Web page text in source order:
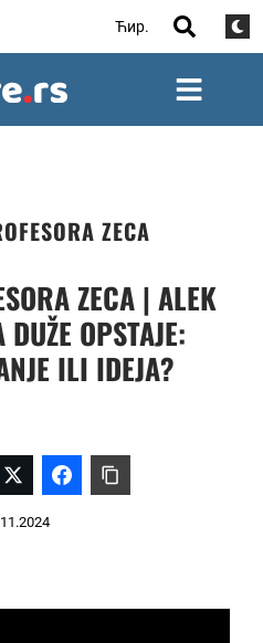
Ћир.
ZECA
ZECA | ALEK
OPSTAJE:
ILI IDEJA?